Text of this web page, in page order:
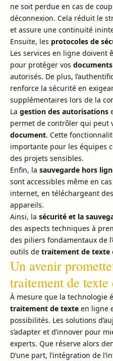
ne soit perdue en cas de
déconnexion. Cela réduit le
et assure une continuité
Ensuite, les protocoles de
Les services en ligne doivent
pour protéger vos documents
autorisés. De plus,
renforce la sécurité en
supplémentaires lors de la
La gestion des autorisations
permet de contrôler qui peut
document. Cette
importante pour les équipes
des projets sensibles.
Enfin, la sauvegarde hors
sont accessibles même en
internet, en téléchargeant
appareils.
Ainsi, la sécurité et la
des aspects techniques à
des piliers fondamentaux de
outils de traitement de texte
Un avenir
traitement de texte
À mesure que la technologie
traitement de texte en ligne
possibilités. Les solutions
s’adapter et d’innover pour
experts. Que réserve alors
D’une part, l’intégration de